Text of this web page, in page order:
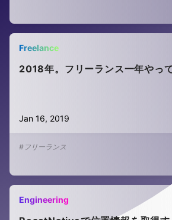
Freelance
2018年。フリーランス一年やっ
Jan 16, 2019
#フリーランス
Engineering